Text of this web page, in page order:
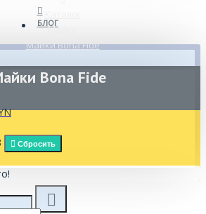
БЛОГ
Майки
Майки Bona Fide
Bona Fide
Сбросить